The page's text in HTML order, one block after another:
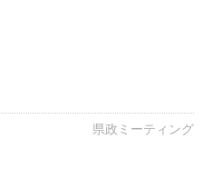
県政ミーティング